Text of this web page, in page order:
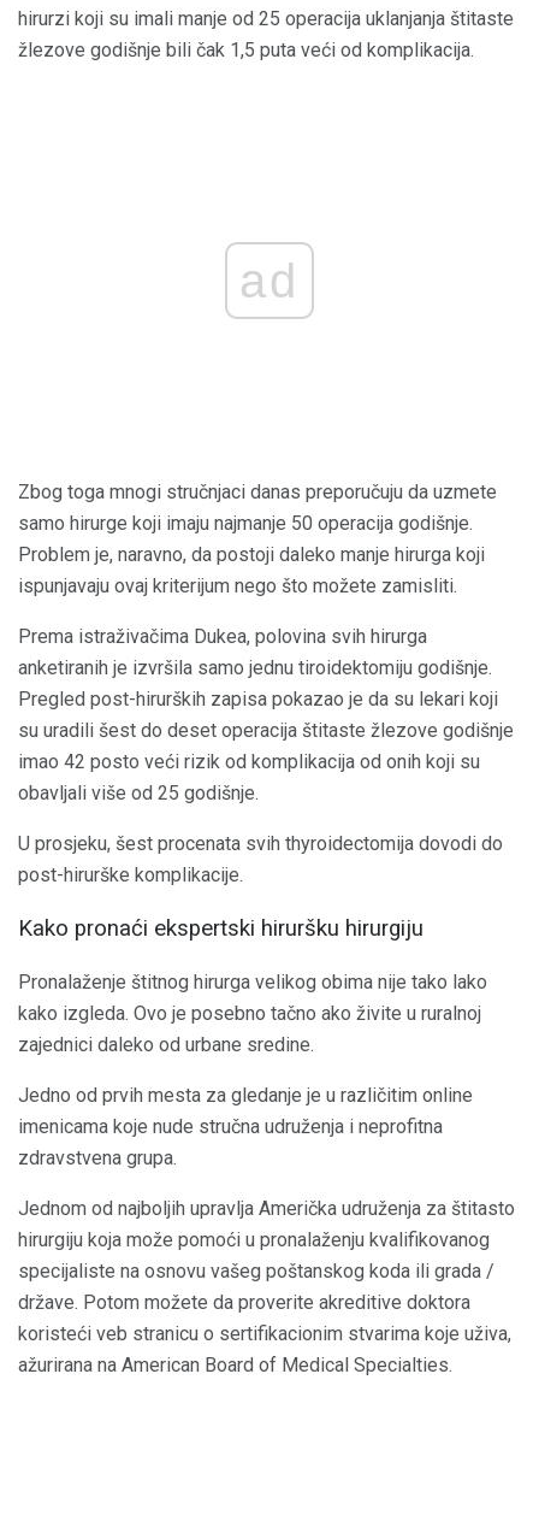
hirurzi koji su imali manje od 25 operacija uklanjanja štitaste
žlezove godišnje bili čak 1,5 puta veći od komplikacija.
ad
Zbog toga mnogi stručnjaci danas preporučuju da uzmete
samo hirurge koji imaju najmanje 50 operacija godišnje.
Problem je, naravno, da postoji daleko manje hirurga koji
ispunjavaju ovaj kriterijum nego što možete zamisliti.
Prema istraživačima Dukea, polovina svih hirurga
anketiranih je izvršila samo jednu tiroidektomiju godišnje.
Pregled post-hirurških zapisa pokazao je da su lekari koji
su uradili šest do deset operacija štitaste žlezove godišnje
imao 42 posto veći rizik od komplikacija od onih koji su
obavljali više od 25 godišnje.
U prosjeku, šest procenata svih thyroidectomija dovodi do
post-hirurške komplikacije.
Kako pronaći ekspertski hiruršku hirurgiju
Pronalaženje štitnog hirurga velikog obima nije tako lako
kako izgleda. Ovo je posebno tačno ako živite u ruralnoj
zajednici daleko od urbane sredine.
Jedno od prvih mesta za gledanje je u različitim online
imenicama koje nude stručna udruženja i neprofitna
zdravstvena grupa.
Jednom od najboljih upravlja Američka udruženja za štitasto
hirurgiju koja može pomoći u pronalaženju kvalifikovanog
specijaliste na osnovu vašeg poštanskog koda ili grada /
države. Potom možete da proverite akreditive doktora
koristeći veb stranicu o sertifikacionim stvarima koje uživa,
ažurirana na American Board of Medical Specialties.